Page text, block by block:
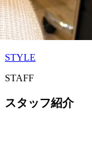
STYLE
STAFF
スタッフ紹介